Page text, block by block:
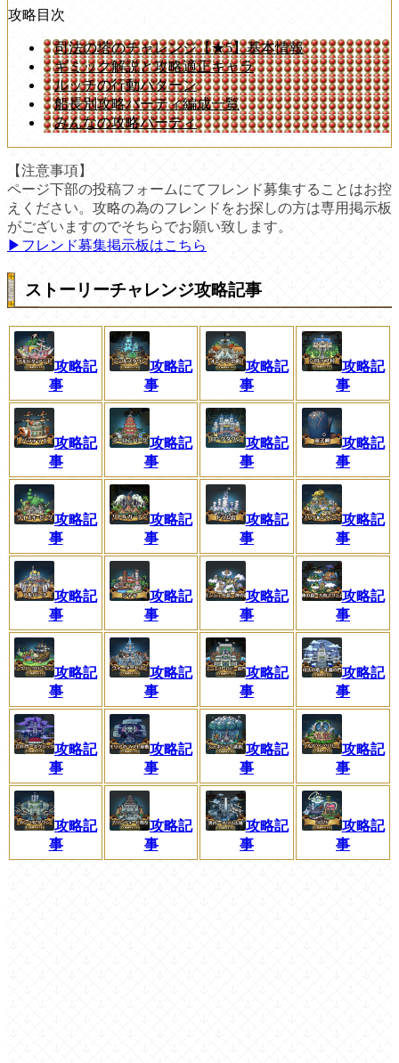
攻略目次
司法の塔のチャレンジ【★5】基本情報
ギミック解説と攻略適正キャラ
ルッチの行動パターン
船長別攻略パーティ編成一覧
みんなの攻略パーティ
【注意事項】
ページ下部の投稿フォームにてフレンド募集することはお控
えください。攻略の為のフレンドをお探しの方は専用掲示板
がございますのでそちらでお願い致します。
▶︎フレンド募集掲示板はこちら
ストーリーチャレンジ攻略記事
攻略記
事
攻略記
事
攻略記
事
攻略記
事
攻略記
事
攻略記
事
攻略記
事
攻略記
事
攻略記
事
攻略記
事
攻略記
事
攻略記
事
攻略記
事
攻略記
事
攻略記
事
攻略記
事
攻略記
事
攻略記
事
攻略記
事
攻略記
事
攻略記
事
攻略記
事
攻略記
事
攻略記
事
攻略記
事
攻略記
事
攻略記
事
攻略記
事